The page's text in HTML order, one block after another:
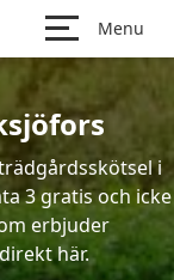
Menu
i
3 gratis och icke
erbjuder
här.